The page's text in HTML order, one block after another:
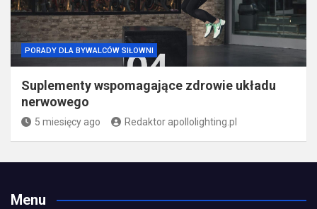
PORADY DLA BYWALCÓW SIŁOWNI
Suplementy wspomagające zdrowie układu
nerwowego
5 miesięcy ago Redaktor apollolighting.pl
Menu